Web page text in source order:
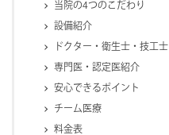
当院の4つのこだわり
設備紹介
ドクター・衛生士・技工士
専門医・認定医紹介
安心できるポイント
チーム医療
料金表